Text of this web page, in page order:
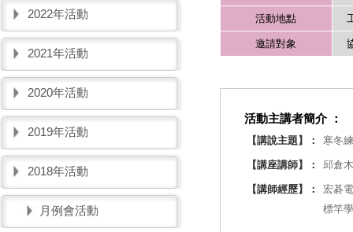
2022年活動
2021年活動
2020年活動
2019年活動
2018年活動
月例會活動
活動地點
邀請對象
活動主講者簡介 ：
【講說主題】： 寒冬
【講座講師】： 邱倉
【講師經歷】：
宏碁
標竿